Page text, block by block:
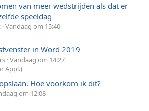
van meer wedstrijden als dat er
speeldag
Vandaag om 15:40
in Word 2019
Vandaag om 14:27
Appl.)
Hoe voorkom ik dit?
om 12:08